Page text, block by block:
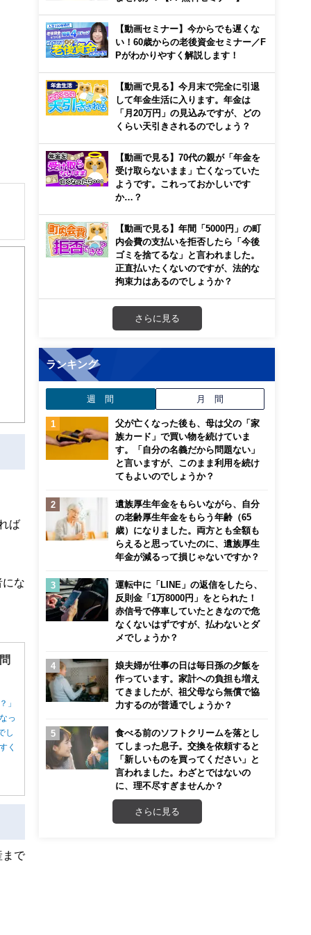
ば
にな
」
っ
し
く
まで
【動画セミナー】今からでも遅くな
い！60歳からの老後資金セミナー／F
Pがわかりやすく解説します！
【動画で見る】今月末で完全に引退
して年金生活に入ります。年金は
「月20万円」の見込みですが、どの
くらい天引きされるのでしょう？
【動画で見る】70代の親が「年金を
受け取らないまま」亡くなっていた
ようです。これっておかしいです
か…？
【動画で見る】年間「5000円」の町
内会費の支払いを拒否したら「今後
ゴミを捨てるな」と言われました。
正直払いたくないのですが、法的な
拘束力はあるのでしょうか？
さらに見る
ランキング
週 間 月 間
父が亡くなった後も、母は父の「家
族カード」で買い物を続けていま
す。「自分の名義だから問題ない」
と言いますが、このまま利用を続け
てもよいのでしょうか？
遺族厚生年金をもらいながら、自分
の老齢厚生年金をもらう年齢（65
歳）になりました。両方とも全額も
らえると思っていたのに、遺族厚生
年金が減るって損じゃないですか？
運転中に「LINE」の返信をしたら、
反則金「1万8000円」をとられた！
赤信号で停車していたときなので危
なくないはずですが、払わないとダ
メでしょうか？
娘夫婦が仕事の日は毎日孫の夕飯を
作っています。家計への負担も増え
てきましたが、祖父母なら無償で協
力するのが普通でしょうか？
食べる前のソフトクリームを落とし
てしまった息子。交換を依頼すると
「新しいものを買ってください」と
言われました。わざとではないの
に、理不尽すぎませんか？
さらに見る